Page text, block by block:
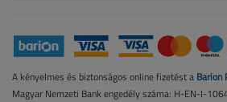
A kényelmes és biztonságos online fizetést a Barion
Magyar Nemzeti Bank engedély száma: H-EN-I-